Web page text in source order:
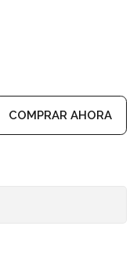
COMPRAR AHORA